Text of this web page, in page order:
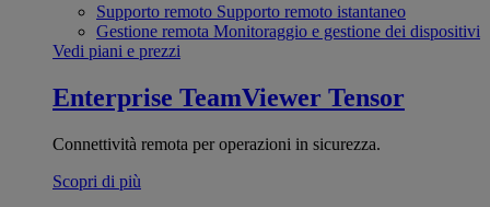
Supporto remoto Supporto remoto istantaneo
Gestione remota Monitoraggio e gestione dei dispositivi
Vedi piani e prezzi
Enterprise TeamViewer Tensor
Connettività remota per operazioni in sicurezza.
Scopri di più